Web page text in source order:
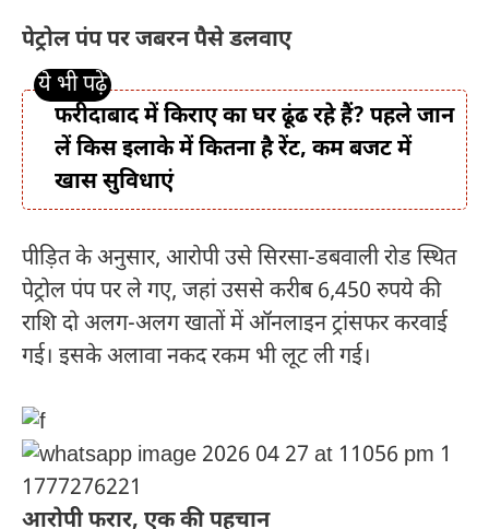
पेट्रोल पंप पर जबरन पैसे डलवाए
फरीदाबाद में किराए का घर ढूंढ रहे हैं? पहले जान
लें किस इलाके में कितना है रेंट, कम बजट में
खास सुविधाएं
पीड़ित के अनुसार, आरोपी उसे सिरसा-डबवाली रोड स्थित
पेट्रोल पंप पर ले गए, जहां उससे करीब 6,450 रुपये की
राशि दो अलग-अलग खातों में ऑनलाइन ट्रांसफर करवाई
गई। इसके अलावा नकद रकम भी लूट ली गई।
आरोपी फरार, एक की पहचान